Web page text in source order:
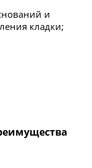
и
кладки;